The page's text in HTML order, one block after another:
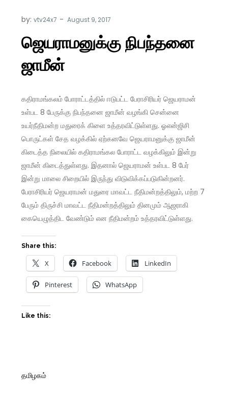
by:vtv24x7
ஜெயராமனுக்கு நிபந்தனை
ஜாமீன்
கதிராமங்கலம் போராட்டத்தில் ஈடுபட்ட பேராசிரியர் ஜெயராமன்
உள்பட 8 பேருக்கு நிபந்தனை ஜாமீன் வழங்கி சென்னை
உயர்நீதிமன்ற மதுரைக் கிளை உத்தரவிட்டுள்ளது. ஓஎன்ஜிசி
பொருட்கள் சேத வழக்கில் ஏற்கனவே ஜெயராமனுக்கு ஜாமீன்
கிடைத்த நிலையில் கதிராமங்கல போராட்ட வழக்கிலும் இன்று
ஜாமீன் கிடைத்துள்ளது. இதனால் ஜெயராமன் உள்பட 8 பேர்
இன்று மாலை சிறையில் இருந்து விடுவிக்கப்படுகின்றனர்.
பேராசிரியர் ஜெயராமன் மதுரை மாவட்ட நீதிமன்றத்திலும், மற்ற 7
பேரும் திருச்சி மாவட்ட நீதிமன்றத்திலும் தினமும் ஆஜராகி
கையெழுத்திட வேண்டும் என நீதிமன்றம் உத்தரவிட்டுள்ளது.
Share this:
X Facebook LinkedIn
Pinterest WhatsApp
Like this:
தமிழகம்